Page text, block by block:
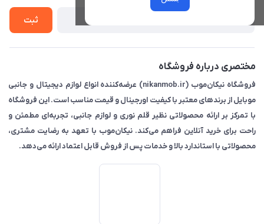
ثبت
مختصری درباره فروشگاه
فروشگاه نیکان‌موب (nikanmob.ir) عرضه‌کننده انواع لوازم دیجیتال و جانبی
موبایل از برندهای معتبر با کیفیت اورجینال و قیمت مناسب است. این فروشگاه
با تمرکز بر ارائه محصولاتی نظیر قلم نوری و لوازم جانبی، تجربه‌ای مطمئن و
راحت برای خرید آنلاین فراهم می‌کند. نیکان‌موب با تعهد به رضایت مشتری،
محصولاتی با استاندارد بالا و خدمات پس از فروش قابل اعتماد ارائه می‌دهد.